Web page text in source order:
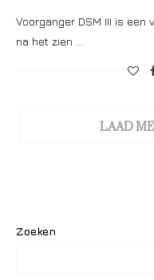
Voorganger DSM III is
na het zien …
LAAD
Zoeken